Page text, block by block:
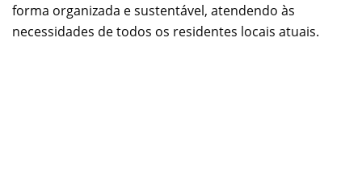
forma organizada e sustentável, atendendo às
necessidades de todos os residentes locais atuais.